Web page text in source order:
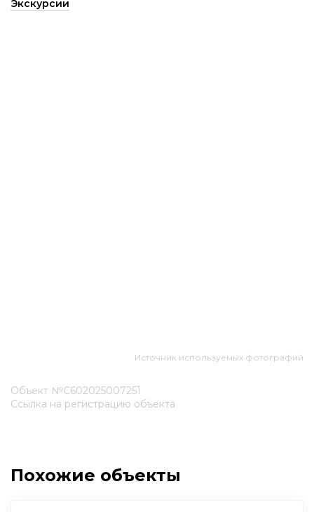
Экскурсии
Источник используемых фотографий
Объект №С602025007251
Ссылка на регистрацию объекта
Похожие объекты